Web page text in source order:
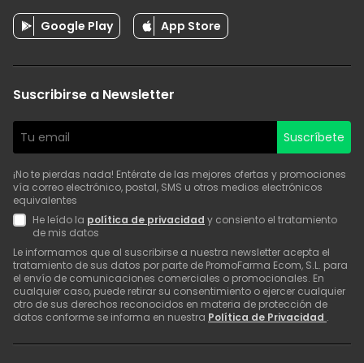
Google Play App Store
Suscribirse a Newsletter
Suscríbete
¡No te pierdas nada! Entérate de las mejores ofertas y promociones
vía correo electrónico, postal, SMS u otros medios electrónicos
equivalentes
He leído la política de privacidad y consiento el tratamiento
de mis datos
Le informamos que al suscribirse a nuestra newsletter acepta el
tratamiento de sus datos por parte de PromoFarma Ecom, S.L. para
el envío de comunicaciones comerciales o promocionales. En
cualquier caso, puede retirar su consentimiento o ejercer cualquier
otro de sus derechos reconocidos en materia de protección de
datos conforme se informa en nuestra Política de Privacidad .